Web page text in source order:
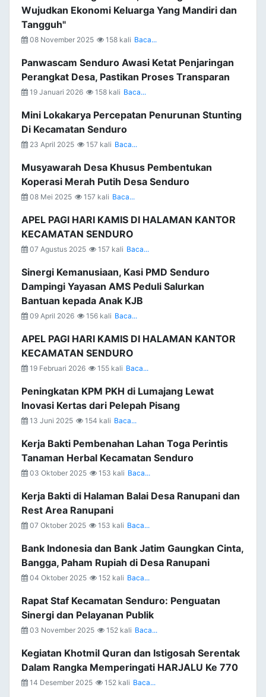
Wujudkan Ekonomi Keluarga Yang Mandiri dan
Tangguh"
08 November 2025 158 kali Baca...
Panwascam Senduro Awasi Ketat Penjaringan
Perangkat Desa, Pastikan Proses Transparan
19 Januari 2026 158 kali Baca...
Mini Lokakarya Percepatan Penurunan Stunting
Di Kecamatan Senduro
23 April 2025 157 kali Baca...
Musyawarah Desa Khusus Pembentukan
Koperasi Merah Putih Desa Senduro
08 Mei 2025 157 kali Baca...
APEL PAGI HARI KAMIS DI HALAMAN KANTOR
KECAMATAN SENDURO
07 Agustus 2025 157 kali Baca...
Sinergi Kemanusiaan, Kasi PMD Senduro
Dampingi Yayasan AMS Peduli Salurkan
Bantuan kepada Anak KJB
09 April 2026 156 kali Baca...
APEL PAGI HARI KAMIS DI HALAMAN KANTOR
KECAMATAN SENDURO
19 Februari 2026 155 kali Baca...
Peningkatan KPM PKH di Lumajang Lewat
Inovasi Kertas dari Pelepah Pisang
13 Juni 2025 154 kali Baca...
Kerja Bakti Pembenahan Lahan Toga Perintis
Tanaman Herbal Kecamatan Senduro
03 Oktober 2025 153 kali Baca...
Kerja Bakti di Halaman Balai Desa Ranupani dan
Rest Area Ranupani
07 Oktober 2025 153 kali Baca...
Bank Indonesia dan Bank Jatim Gaungkan Cinta,
Bangga, Paham Rupiah di Desa Ranupani
04 Oktober 2025 152 kali Baca...
Rapat Staf Kecamatan Senduro: Penguatan
Sinergi dan Pelayanan Publik
03 November 2025 152 kali Baca...
Kegiatan Khotmil Quran dan Istigosah Serentak
Dalam Rangka Memperingati HARJALU Ke 770
14 Desember 2025 152 kali Baca...